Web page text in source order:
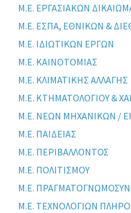
Μ.Ε. ΕΡΓΑΣΙΑΚΩΝ
Μ.Ε. ΕΣΠΑ, ΕΘΝΙΚΩΝ &
Μ.Ε. ΙΔΙΩΤΙΚΩΝ ΕΡΓΩΝ
Μ.Ε. ΚΑΙΝΟΤΟΜΙΑΣ
Μ.Ε. ΚΛΙΜΑΤΙΚΗΣ ΑΛΛΑΓΗΣ
Μ.Ε. ΚΤΗΜΑΤΟΛΟΓΙΟΥ &
Μ.Ε. ΝΕΩΝ ΜΗΧΑΝΙΚΩΝ /
Μ.Ε. ΠΑΙΔΕΙΑΣ
Μ.Ε. ΠΕΡΙΒΑΛΛΟΝΤΟΣ
Μ.Ε. ΠΟΛΙΤΙΣΜΟΥ
Μ.Ε.
Μ.Ε. ΤΕΧΝΟΛΟΓΙΩΝ